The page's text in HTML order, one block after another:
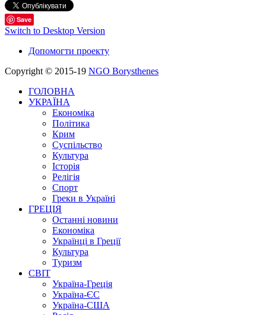
Save
Switch to Desktop Version
Допомогти проекту
Copyright © 2015-19 NGO Borysthenes
ГОЛОВНА
УКРАЇНА
Економіка
Політика
Крим
Суспільство
Культура
Історія
Релігія
Спорт
Греки в Україні
ГРЕЦІЯ
Останні новини
Економіка
Українці в Греції
Культура
Туризм
СВІТ
Україна-Греція
Україна-ЄС
Україна-США